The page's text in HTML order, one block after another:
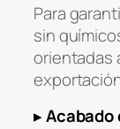
Para
sin
orientadas
▸